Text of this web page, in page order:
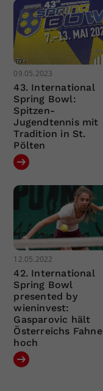
09.05.2023
43. International
Spring Bowl:
Spitzen-
Jugendtennis mit
Tradition in St.
Pölten
12.05.2022
42. International
Spring Bowl
presented by
wieninvest:
Gasparovic hält
Österreichs Fahne
hoch